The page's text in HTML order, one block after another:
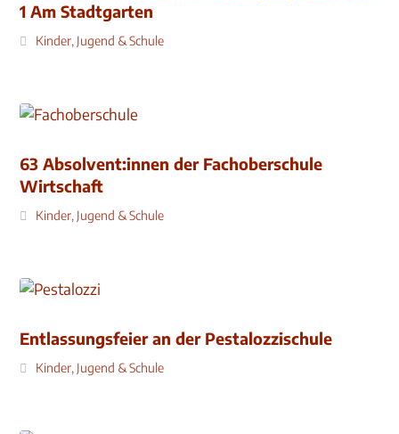
1 Am Stadtgarten
Kinder, Jugend & Schule
63 Absolvent:innen der Fachoberschule
Wirtschaft
Kinder, Jugend & Schule
Entlassungsfeier an der Pestalozzischule
Kinder, Jugend & Schule